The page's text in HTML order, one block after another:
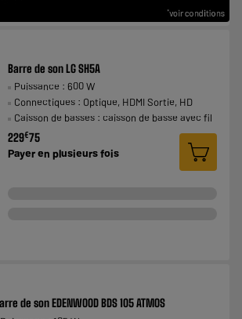
Barre de son LG SH5A
Puissance : 600 W
Connectiques : Optique, HDMI Sortie, HD
Caisson de basses : caisson de basse avec fil
229€75
Payer en plusieurs fois
de son EDENWOOD BDS 105 ATMOS